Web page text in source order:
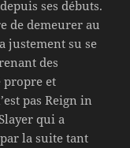
ses débuts.
de demeurer au
justement su se
des
propre et
pas Reign in
qui a
la suite tant